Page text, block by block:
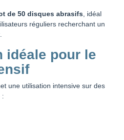
de 50 disques abrasifs , idéal
réguliers recherchant un
idéale pour le
une utilisation intensive sur des
: